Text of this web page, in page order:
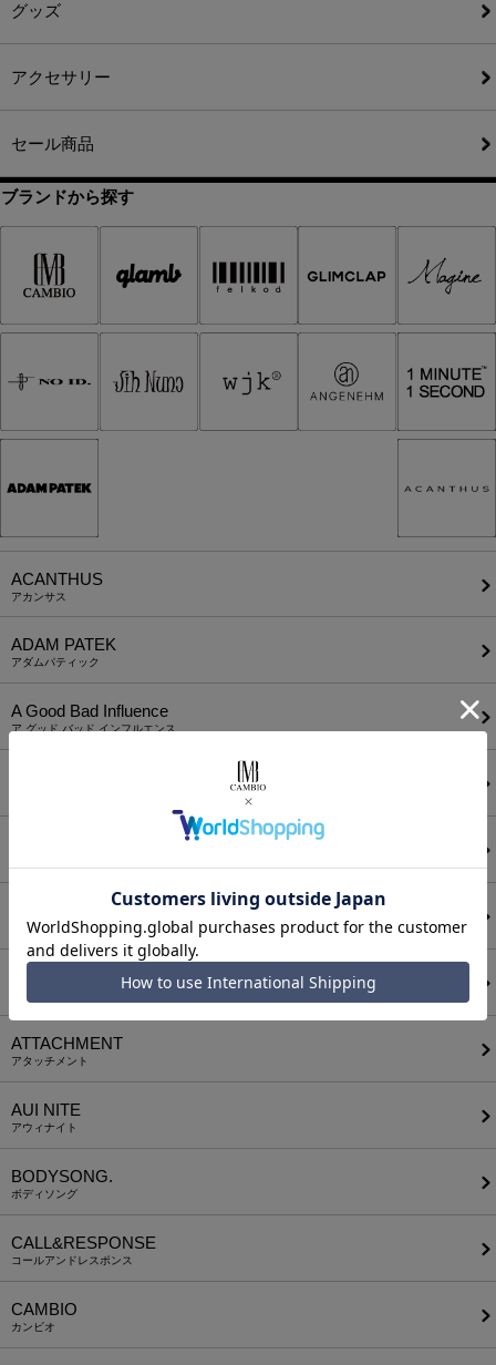
グッズ
アクセサリー
セール商品
ブランドから探す
ACANTHUS
アカンサス
ADAM PATEK
アダムパティック
A Good Bad Influence
ア グッド バッド インフルエンス
ア リトル
ATTACHMENT
アタッチメント
AUI NITE
アウィナイト
BODYSONG.
ボディソング
CALL&RESPONSE
コールアンドレスポンス
CAMBIO
カンビオ